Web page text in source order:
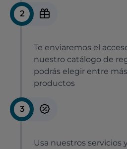
2
Te enviaremos el
nuestro catálogo de
podrás elegir entre
productos
3
Usa nuestros servicios